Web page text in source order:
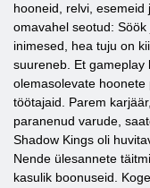
hooneid, relvi,
omavahel seotud:
inimesed, hea tuju on
suureneb. Et gameplay
olemasolevate
töötajaid. Parem
paranenud varude,
Shadow Kings oli
Nende ülesannete
kasulik boonuseid.